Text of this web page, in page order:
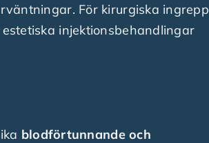
För kirurgiska ingrepp
injektionsbehandlingar
blodförtunnande och